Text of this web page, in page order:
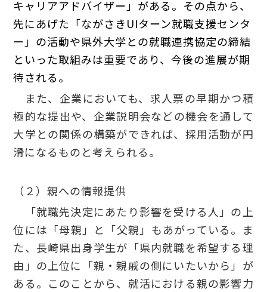
キャリアアドバイザー」がある。その点から、
先にあげた「ながさきUIターン就職支援センタ
ー」の活動や県外大学との就職連携協定の締結
といった取組みは重要であり、今後の進展が期
待される。
また、企業においても、求人票の早期かつ積
極的な提出や、企業説明会などの機会を通して
大学との関係の構築ができれば、採用活動が円
滑になるものと考えられる。
（２）親への情報提供
「就職先決定にあたり影響を受ける人」の上
位には「母親」と「父親」もあがっている。ま
た、長崎県出身学生が「県内就職を希望する理
由」の上位に「親・親戚の側にいたいから」が
ある。このことから、就活における親の影響力